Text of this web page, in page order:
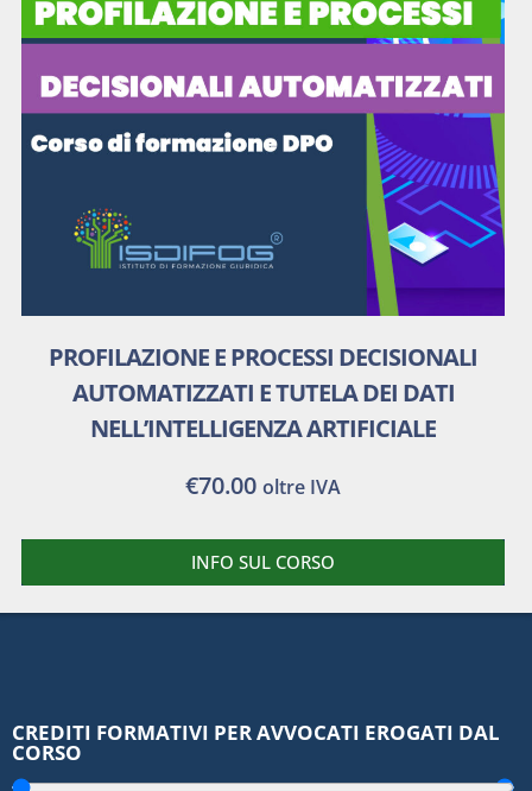
CREDITI FORMATIVI PER AVVOCATI EROGATI DAL
CORSO
PROFILAZIONE E PROCESSI DECISIONALI
AUTOMATIZZATI E TUTELA DEI DATI
NELL’INTELLIGENZA ARTIFICIALE
€70.00 oltre IVA
INFO SUL CORSO